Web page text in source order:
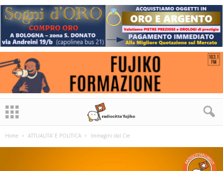
Home ATTUALITA' E POLITICA Immagini dal Cie